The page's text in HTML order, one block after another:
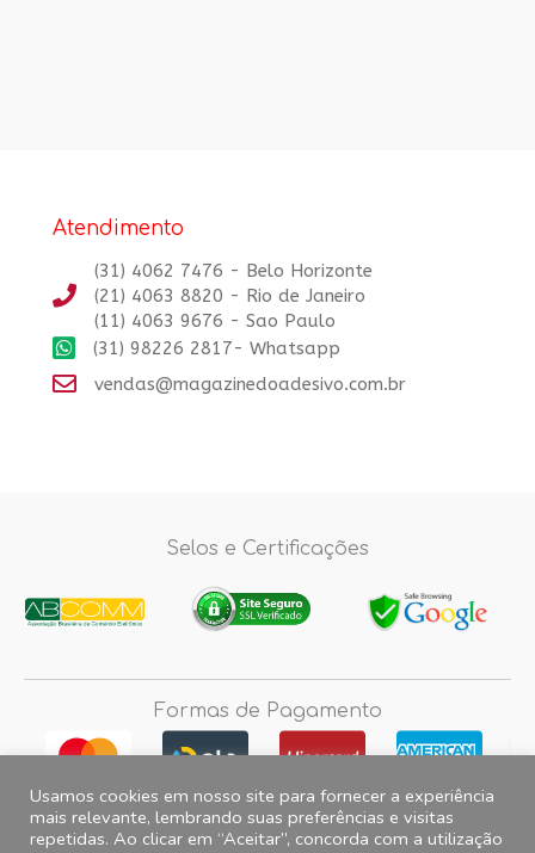
Atendimento
(31) 4062 7476 - Belo Horizonte
(21) 4063 8820 - Rio de Janeiro
(11) 4063 9676 - Sao Paulo
(31) 98226 2817- Whatsapp
vendas@magazinedoadesivo.com.br
Selos e Certificações
Formas de Pagamento
Fotos e imagens meramente ilustrativas, 2012© 2026 Magazine do
Usamos cookies em nosso site para fornecer a experiência
mais relevante, lembrando suas preferências e visitas
repetidas. Ao clicar em “Aceitar”, concorda com a utilização